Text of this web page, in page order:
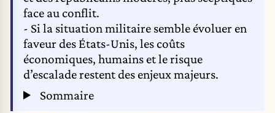
face au conflit.
- Si la situation militaire semble évoluer en
faveur des États-Unis, les coûts
économiques, humains et le risque
d’escalade restent des enjeux majeurs.
Sommaire